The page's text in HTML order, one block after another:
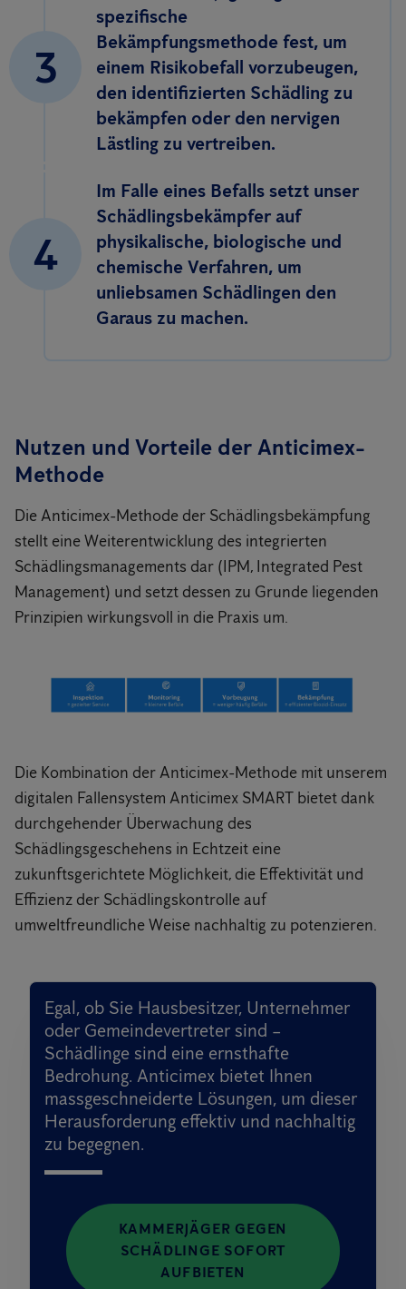
3
spezifische
Bekämpfungsmethode fest, um
einem Risikobefall vorzubeugen,
den identifizierten Schädling zu
bekämpfen oder den nervigen
Lästling zu vertreiben.
4
Im Falle eines Befalls setzt unser
Schädlingsbekämpfer auf
physikalische, biologische und
chemische Verfahren, um
unliebsamen Schädlingen den
Garaus zu machen.
Nutzen und Vorteile der Anticimex-
Methode
Die Anticimex-Methode der Schädlingsbekämpfung
stellt eine Weiterentwicklung des integrierten
Schädlingsmanagements dar (IPM, Integrated Pest
Management) und setzt dessen zu Grunde liegenden
Prinzipien wirkungsvoll in die Praxis um.
Die Kombination der Anticimex-Methode mit unserem
digitalen Fallensystem Anticimex SMART bietet dank
durchgehender Überwachung des
Schädlingsgeschehens in Echtzeit eine
zukunftsgerichtete Möglichkeit, die Effektivität und
Effizienz der Schädlingskontrolle auf
umweltfreundliche Weise nachhaltig zu potenzieren.
Egal, ob Sie Hausbesitzer, Unternehmer
oder Gemeindevertreter sind –
Schädlinge sind eine ernsthafte
Bedrohung. Anticimex bietet Ihnen
massgeschneiderte Lösungen, um dieser
Herausforderung effektiv und nachhaltig
zu begegnen.
KAMMERJÄGER GEGEN
SCHÄDLINGE SOFORT
AUFBIETEN